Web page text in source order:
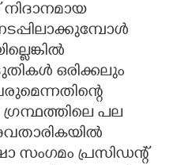
ഒരിക്കലും
പല
സംഗമം പ്രസിഡന്റ്